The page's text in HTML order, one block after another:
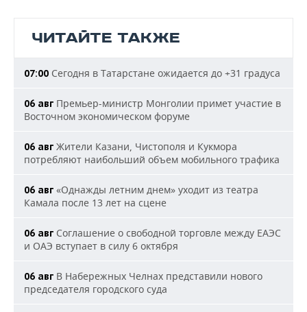
ЧИТАЙТЕ ТАКЖЕ
07:00 Сегодня в Татарстане ожидается до +31 градуса
06 авг Премьер-министр Монголии примет участие в
Восточном экономическом форуме
06 авг Жители Казани, Чистополя и Кукмора
потребляют наибольший объем мобильного трафика
06 авг «Однажды летним днем» уходит из театра
Камала после 13 лет на сцене
06 авг Соглашение о свободной торговле между ЕАЭС
и ОАЭ вступает в силу 6 октября
06 авг В Набережных Челнах представили нового
председателя городского суда